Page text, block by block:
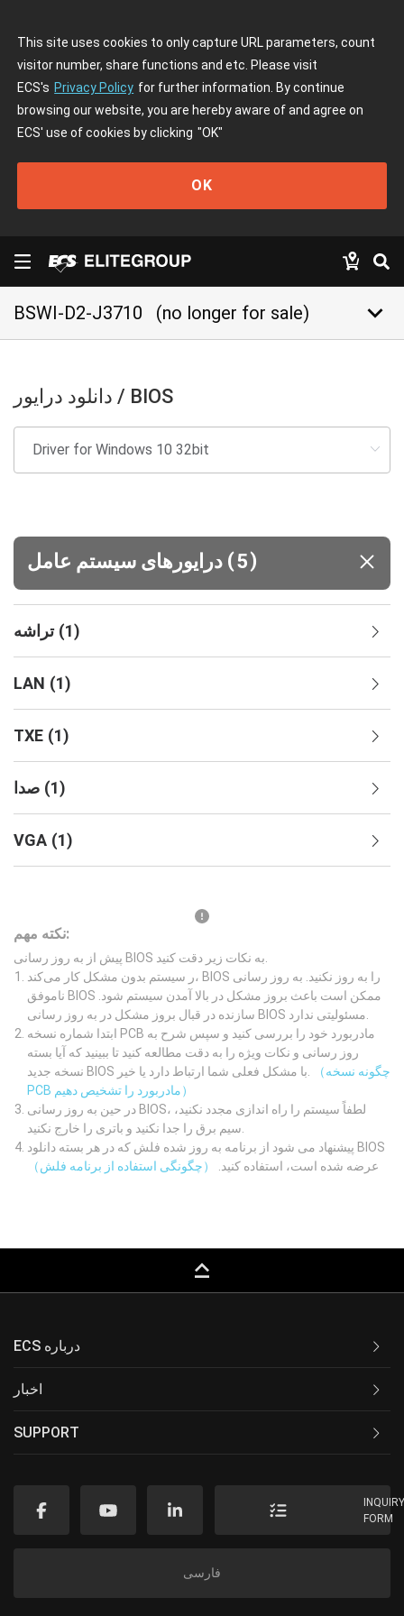
This site uses cookies to only capture URL parameters, count
visitor number, share functions and etc. Please visit
ECS's Privacy Policy for further information. By continue
browsing our website, you are hereby aware of and agree on
ECS' use of cookies by clicking "OK"
OK
BSWI-D2-J3710 (no longer for sale) keyboard_arrow_down
دانلود درایور / BIOS
(5)
تراشه (1)
LAN (1)
TXE (1)
صدا (1)
VGA (1)
نکته مهم:
ر سیستم بدون مشکل کار می‌کند، BIOS را به روز نکنید. به روز رسانی
ناموفق BIOS ممکن است باعث بروز مشکل در بالا آمدن سیستم شود.
ابتدا شماره نسخه PCB مادربورد خود را بررسی کنید و سپس شرح به
روز رسانی و نکات ویژه را به دقت مطالعه کنید تا ببینید که آیا بسته
（چگونه نسخه
PCB مادربورد را تشخیص دهیم）
در حین به روز رسانی BIOS، لطفاً سیستم را راه اندازی مجدد نکنید،
پیشنهاد می شود از برنامه به روز شده فلش که در هر بسته دانلود BIOS
عرضه شده است، استفاده کنید.
（چگونگی استفاده از برنامه فلش）
keyboard_capslock
ECS درباره
اخبار
SUPPORT
FORM
فارسی